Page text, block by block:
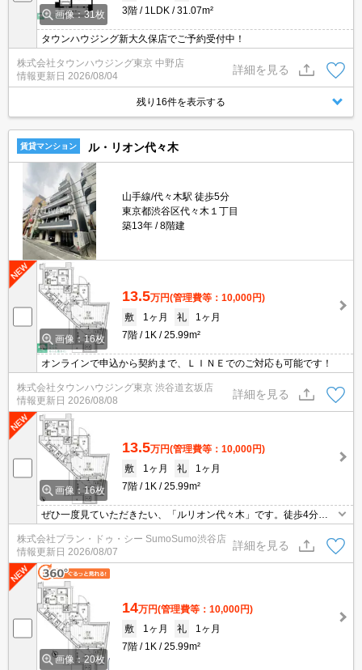
画像：31枚 3階 1LDK 31.07m²
タウンハウジング新大久保店でご予約受付中！
株式会社タウンハウジング東京 中野店
情報更新日 2026/08/04
詳細を見る
残り16件を表示する
賃貸マンション ル・リオン代々木
山手線/代々木駅 徒歩5分
東京都渋谷区代々木１丁目
築13年
8階建
画像：16枚
13.5万円(管理費等：10,000円)
敷
1ヶ月 礼
1ヶ月
7階
1K 25.99m²
オンラインで申込から契約まで、ＬＩＮＥでのご対応も可能です！
株式会社タウンハウジング東京 渋谷道玄坂店
情報更新日 2026/08/08
詳細を見る
画像：16枚
13.5万円(管理費等：10,000円)
敷
1ヶ月 礼
1ヶ月
7階
1K 25.99m²
ぜひ一度見ていただきたい、「ルリオン代々木」です。徒歩4分歩
けば代々木駅前通郵便局があります。共用部にはゴミ出し24時間O
K・宅配ボックスなどが揃っております。室内設備は洗面所独立・
浴室乾燥機など大変充実しております。お部屋の広さに合った照明
が付いています。
株式会社プラン・ドゥ・シー SumoSumo渋谷店
情報更新日 2026/08/07
詳細を見る
画像：20枚
14万円(管理費等：10,000円)
敷
1ヶ月 礼
1ヶ月
7階
1K 25.99m²